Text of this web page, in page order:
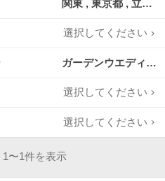
関東 , 東京都 , 立川市
選択してください
ガーデンウエディング,
選択してください
選択してください
〜1件を表示